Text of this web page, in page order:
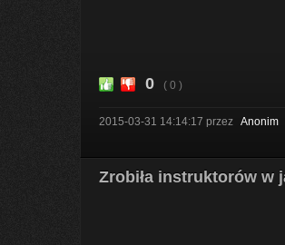
0 ( 0 )
2015-03-31 14:14:17 przez Anonim
Zrobiła instruktorów w